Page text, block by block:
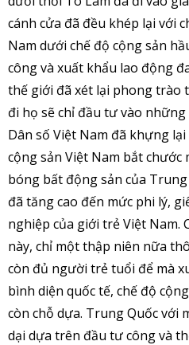
cánh cửa đã đều khép lại với
Nam dưới chế độ cộng sản
công và xuất khẩu lao động
thế giới đã xét lại phong trào
đi họ sẽ chỉ đầu tư vào
Dân số Việt Nam đã khựng
cộng sản Việt Nam bắt
bóng bất động sản của
đã tăng cao đến mức phi lý,
nghiệp của giới trẻ Việt Nam.
này, chỉ một thập niên nữa
còn đủ người trẻ tuổi để mà
bình diện quốc tế, chế độ
còn chỗ dựa. Trung Quốc với
dại dựa trên đầu tư công và